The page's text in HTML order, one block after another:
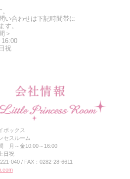
い合わせは下記時間帯に
す。
＞
16:00
祝
ボックス
セスルーム
月～金10:00～16:00
日祝
040 / FAX：0282-28-6611